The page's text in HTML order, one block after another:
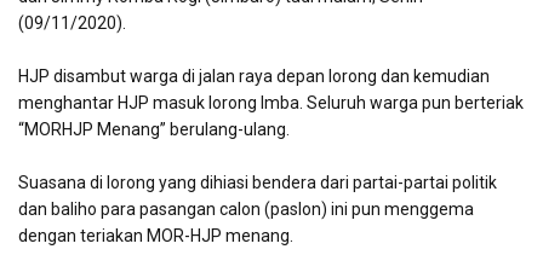
(09/11/2020).
HJP disambut warga di jalan raya depan lorong dan kemudian
menghantar HJP masuk lorong Imba. Seluruh warga pun berteriak
“MORHJP Menang” berulang-ulang.
Suasana di lorong yang dihiasi bendera dari partai-partai politik
dan baliho para pasangan calon (paslon) ini pun menggema
dengan teriakan MOR-HJP menang.